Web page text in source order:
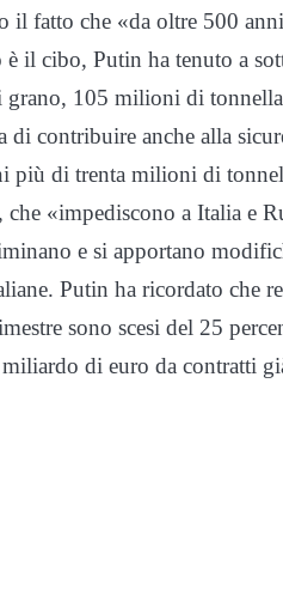
il fatto che «da oltre 500
il cibo, Putin ha tenuto a
105 milioni di
di contribuire anche alla
più di trenta milioni di
«impediscono a Italia e
e si apportano
Putin ha ricordato che
sono scesi del 25
di euro da contratti